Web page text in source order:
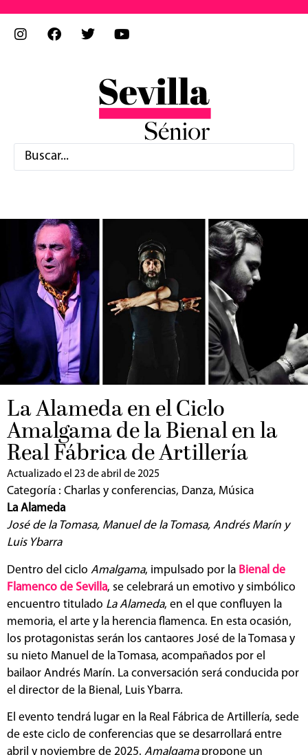
La Alameda en el Ciclo
Amalgama de la Bienal en la
Real Fábrica de Artillería
Actualizado el 23 de abril de 2025
Categoría : Charlas y conferencias, Danza, Música
La Alameda
José de la Tomasa, Manuel de la Tomasa, Andrés Marín y
Luis Ybarra
Dentro del ciclo Amalgama, impulsado por la Bienal de
Flamenco de Sevilla, se celebrará un emotivo y simbólico
encuentro titulado La Alameda, en el que confluyen la
memoria, el arte y la herencia flamenca. En esta ocasión,
los protagonistas serán los cantaores José de la Tomasa y
su nieto Manuel de la Tomasa, acompañados por el
bailaor Andrés Marín. La conversación será conducida por
el director de la Bienal, Luis Ybarra.
El evento tendrá lugar en la Real Fábrica de Artillería, sede
de este ciclo de conferencias que se desarrollará entre
abril y noviembre de 2025. Amalgamapropone un